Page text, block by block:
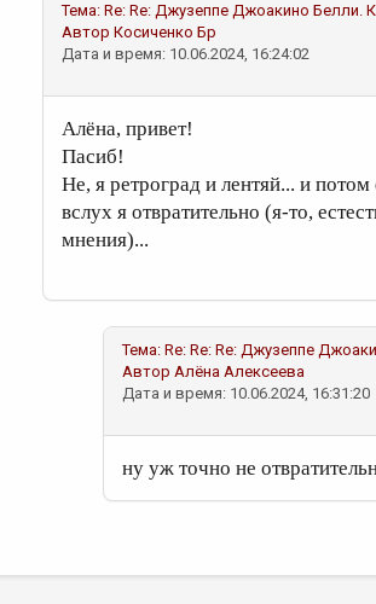
Тема: Re: Re: Джузеппе Джоакино Белли.
Автор Косиченко Бр
Дата и время: 10.06.2024, 16:24:02
Алёна, привет!
Пасиб!
Не, я ретроград и лентяй... и
вслух я отвратительно (я-то,
мнения)...
Тема: Re: Re: Re: Джузеппе
Автор Алёна Алексеева
Дата и время: 10.06.2024, 16:31:20
ну уж точно не